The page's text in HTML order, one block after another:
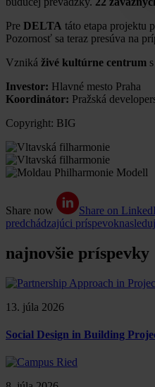
Pre DELTA táto etapa projektu
Pozornosť sa teraz presúva na
Vzniká živé kultúrne centrum
Investor: Hlavné mesto Praha
Koordinátor: Pražská
Copyright: BIG
Share now Share on
predchádzajúci príspevok
najnovšie príspevky
13. júla 2026
Social Design in Building